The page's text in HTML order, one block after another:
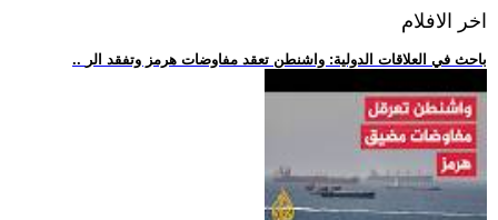
اخر الافلام
.. باحث في العلاقات الدولية: واشنطن تعقد مفاوضات هرمز وتفقد الر